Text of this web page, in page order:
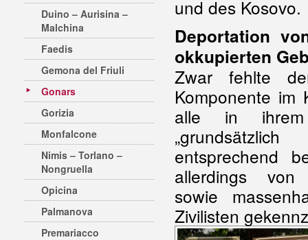
Duino – Aurisina –
Malchina
Faedis
Gemona del Friuli
Gonars
Gorizia
Monfalcone
Nimis – Torlano –
Nongruella
Opicina
Palmanova
Premariacco
und des Kosovo.
Deportation
okkupierten
Zwar fehlte
Komponente im
alle in ihrem
entsprechend
allerdings von
sowie
Zivilisten